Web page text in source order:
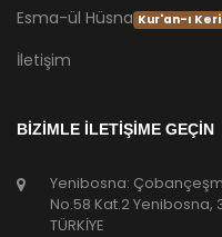
Esma-ül Hüsna Kur'an-ı
İletişim
BİZİMLE İLETİŞİME GEÇİN
Yenibosna:
No.58 Kat.2
TÜRKİYE